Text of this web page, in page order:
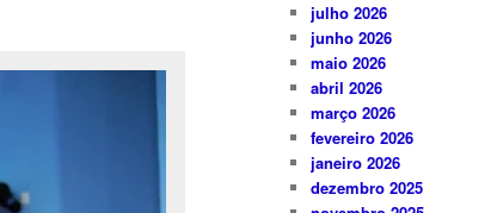
julho 2026
junho 2026
maio 2026
abril 2026
março 2026
fevereiro 2026
janeiro 2026
dezembro 2025